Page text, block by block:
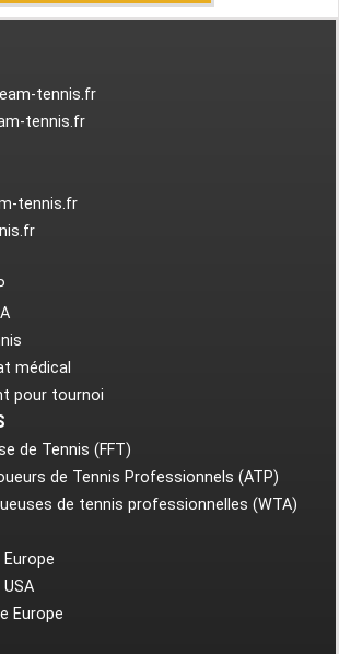
tennis.fr
tennis.fr
tennis.fr
médical
pour tournoi
de Tennis (FFT)
de Tennis Professionnels (ATP)
de tennis professionnelles (WTA)
Europe